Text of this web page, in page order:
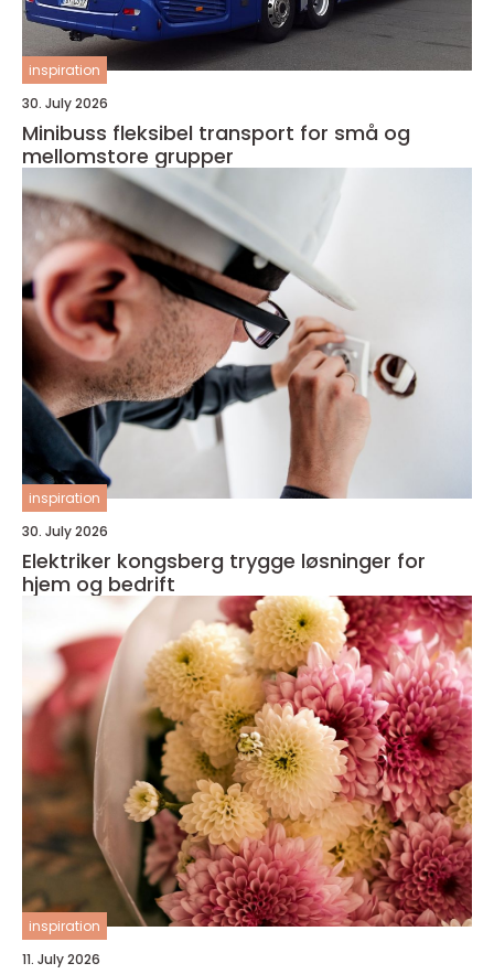
inspiration
30. July 2026
Minibuss fleksibel transport for små og
mellomstore grupper
inspiration
30. July 2026
Elektriker kongsberg trygge løsninger for
hjem og bedrift
inspiration
11. July 2026